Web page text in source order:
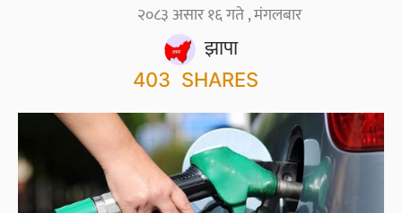
झापा
२०८३ असार १६ गते , मंगलबार
403 SHARES